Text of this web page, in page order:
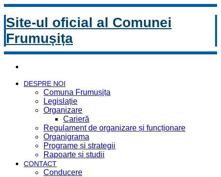
Site-ul oficial al Comunei
Frumușița
DESPRE NOI
Comuna Frumușița
Legislație
Organizare
Carieră
Regulament de organizare și funcționare
Organigrama
Programe și strategii
Rapoarte și studii
CONTACT
Conducere